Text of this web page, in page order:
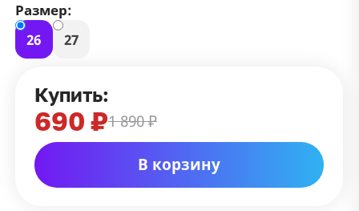
Размер:
26
27
Купить:
690 ₽1 890 ₽
В корзину